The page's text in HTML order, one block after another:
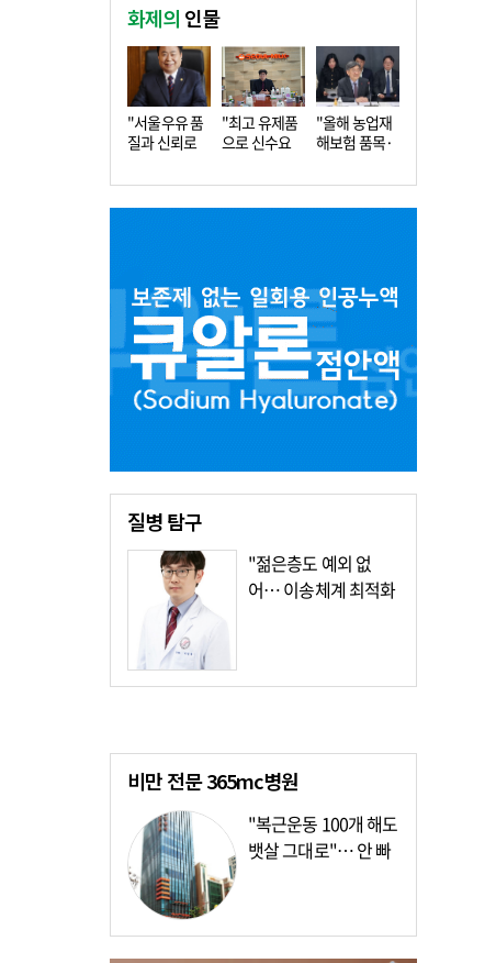
화제의 인물
"서울우유 품
질과 신뢰로
"최고 유제품
으로 신수요
"올해 농업재
해보험 품목·
질병탐구
"젊은층도 예외 없
어… 이송체계 최적화
비만 전문365mc병원
"복근운동 100개 해도
뱃살 그대로"… 안 빠